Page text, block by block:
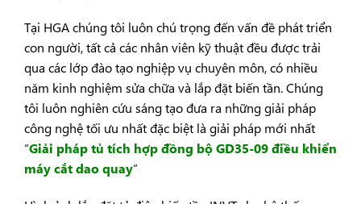
Tại HGA chúng tôi luôn chú trọng đến vấn đề phát triển
con người, tất cả các nhân viên kỹ thuật đều được trải
qua các lớp đào tạo nghiệp vụ chuyên môn, có nhiều
năm kinh nghiệm sửa chữa và lắp đặt biến tần. Chúng
tôi luôn nghiên cứu sáng tạo đưa ra những giải pháp
công nghệ tối ưu nhất đặc biệt là giải pháp mới nhất
“Giải pháp tủ tích hợp đồng bộ GD35-09 điều khiển
máy cắt dao quay”